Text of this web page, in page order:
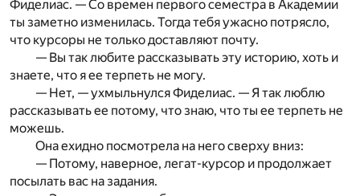
Фиделиас. — Со времен первого семестра в Академии
ты заметно изменилась. Тогда тебя ужасно потрясло,
что курсоры не только доставляют почту.
— Вы так любите рассказывать эту историю, хоть и
знае­те, что я ее терпеть не могу.
— Нет, — ухмыльнулся Фиделиас. — Я так люблю
расска­зывать ее потому, что знаю, что ты ее терпеть не
можешь.
Она ехидно посмотрела на него сверху вниз:
— Потому, наверное, легат-курсор и продолжает
посылать вас на задания.